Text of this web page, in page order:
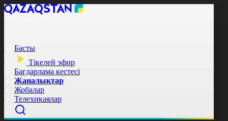
Басты
Тікелей эфир
Бағдарлама кестесі
Жаңалықтар
Жобалар
Телехикаялар